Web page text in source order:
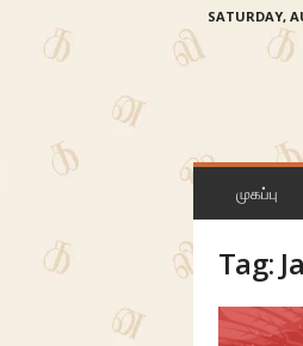
SATURDAY,
க
ன
முகப்பு
Tag: